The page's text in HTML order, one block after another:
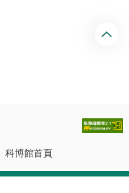
科博館首頁
回
頂
端